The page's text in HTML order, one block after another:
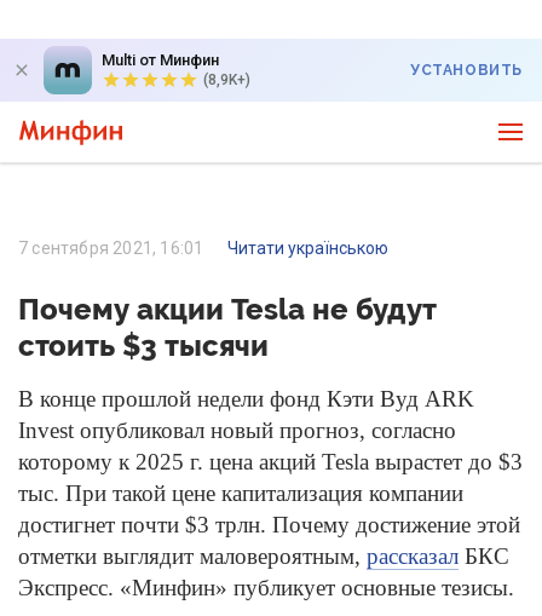
Multi от Минфин
(8,9K+)
УСТАНОВИТЬ
7 сентября 2021, 16:01 Читати українською
Почему акции Tesla не будут
стоить $3 тысячи
В конце прошлой недели фонд Кэти Вуд ARK
Invest опубликовал новый прогноз, согласно
которому к 2025 г. цена акций Tesla вырастет до $3
тыс. При такой цене капитализация компании
достигнет почти $3 трлн. Почему достижение этой
отметки выглядит маловероятным, рассказал БКС
Экспресс. «Минфин» публикует основные тезисы.